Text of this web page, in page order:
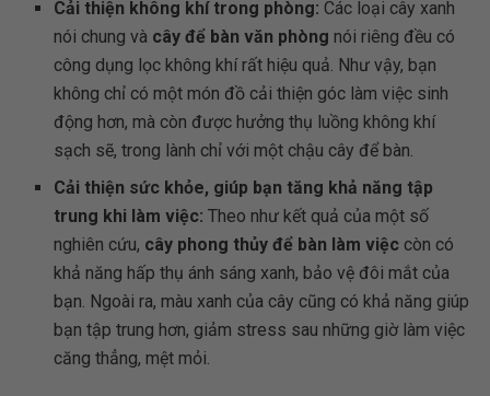
Cải thiện không khí trong phòng: Các loại cây xanh
nói chung và cây để bàn văn phòngnói riêng đều có
công dụng lọc không khí rất hiệu quả. Như vậy, bạn
không chỉ có một món đồ cải thiện góc làm việc sinh
động hơn, mà còn được hưởng thụ luồng không khí
sạch sẽ, trong lành chỉ với một chậu cây để bàn.
Cải thiện sức khỏe, giúp bạn tăng khả năng tập
trung khi làm việc: Theo như kết quả của một số
nghiên cứu, cây phong thủy để bàn làm việc còn có
khả năng hấp thụ ánh sáng xanh, bảo vệ đôi mắt của
bạn. Ngoài ra, màu xanh của cây cũng có khả năng giúp
bạn tập trung hơn, giảm stress sau những giờ làm việc
căng thẳng, mệt mỏi.